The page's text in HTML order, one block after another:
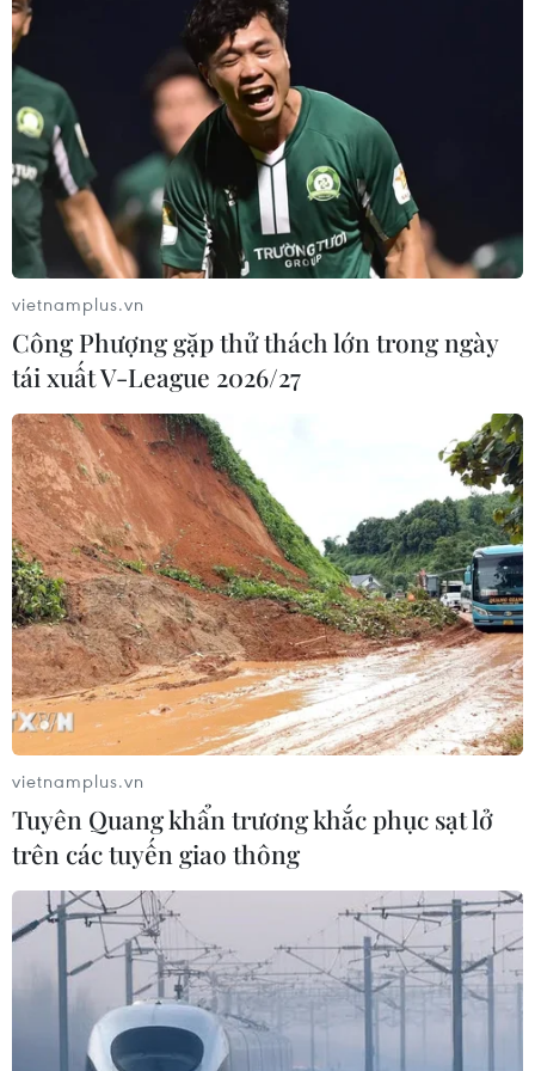
TIN LIÊN QUAN
Tổng thống Mỹ để ngỏ khả năng tiếp tục
trì hoãn áp thuế đối với Mexico và Canada
26/02/2025 23:09
Tổng thống Mỹ Donald Trump ngày 26/2 để ngỏ khả
năng tiếp tục trì hoãn việc áp thuế 25% đối với hàng
nhập khẩu từ Mexico và Canada đến ngày 2/4.
vietnamplus.vn
Công Phượng gặp thử thách lớn trong ngày
tái xuất V-League 2026/27
vietnamplus.vn
Tuyên Quang khẩn trương khắc phục sạt lở
trên các tuyến giao thông